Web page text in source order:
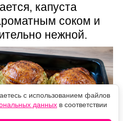
капуста
соком и
нежной.
с использованием файлов
данных в соответствии